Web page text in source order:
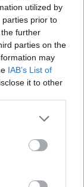
utilized by
parties prior to
further
parties on the
may
IAB’s List of
it to other
more Google
may click to
party tags to
below Google